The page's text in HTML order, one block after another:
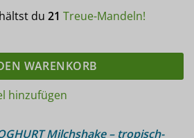
du 21 Treue-Mandeln!
JOGHURT MILCHSHAKE
WARENKORB
hinzufügen
Milchshake – tropisch-